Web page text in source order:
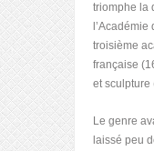
triomphe la
troisième
française
et sculpture
Le genre
laissé peu